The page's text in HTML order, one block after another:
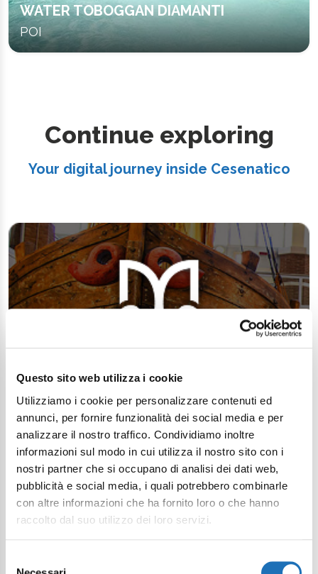
Questo sito web utilizza i cookie
Utilizziamo i cookie per personalizzare contenuti ed
annunci, per fornire funzionalità dei social media e per
analizzare il nostro traffico. Condividiamo inoltre
informazioni sul modo in cui utilizza il nostro sito con i
nostri partner che si occupano di analisi dei dati web,
pubblicità e social media, i quali potrebbero combinarle
con altre informazioni che ha fornito loro o che hanno
raccolto dal suo utilizzo dei loro servizi.
WATER TOBOGGAN DIAMANTI
POI
Continue exploring
Your digital journey inside Cesenatico